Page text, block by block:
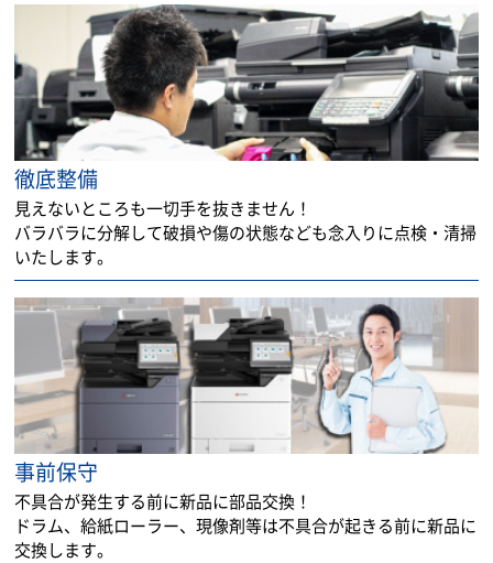
徹底整備
見えないところも一切手を抜きません！
バラバラに分解して破損や傷の状態なども念入りに点検・清掃
いたします。
事前保守
不具合が発生する前に新品に部品交換！
ドラム、給紙ローラー、現像剤等は不具合が起きる前に新品に
交換します。